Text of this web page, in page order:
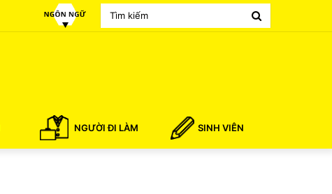
NGƯỜI ĐI LÀM SINH VIÊN